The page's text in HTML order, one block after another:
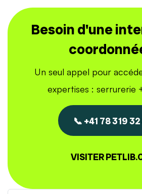
Besoin d'une
Un seul appel pour
expertises : serrurerie
📞 +41 78 319
VISITER